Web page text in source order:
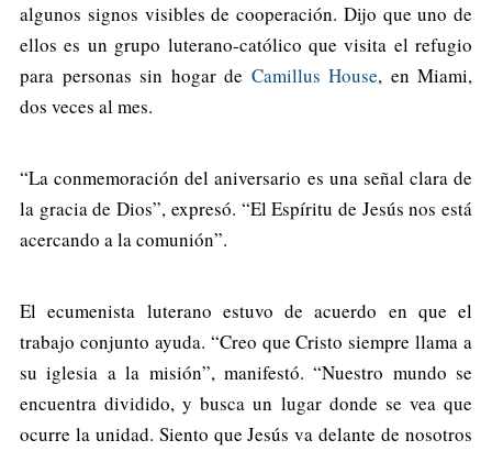
algunos signos visibles de cooperación. Dijo que uno de
ellos es un grupo luterano-católico que visita el refugio
para personas sin hogar de Camillus House, en Miami,
dos veces al mes.
“La conmemoración del aniversario es una señal clara de
la gracia de Dios”, expresó. “El Espíritu de Jesús nos está
acercando a la comunión”.
El ecumenista luterano estuvo de acuerdo en que el
trabajo conjunto ayuda. “Creo que Cristo siempre llama a
su iglesia a la misión”, manifestó. “Nuestro mundo se
encuentra dividido, y busca un lugar donde se vea que
ocurre la unidad. Siento que Jesús va delante de nosotros